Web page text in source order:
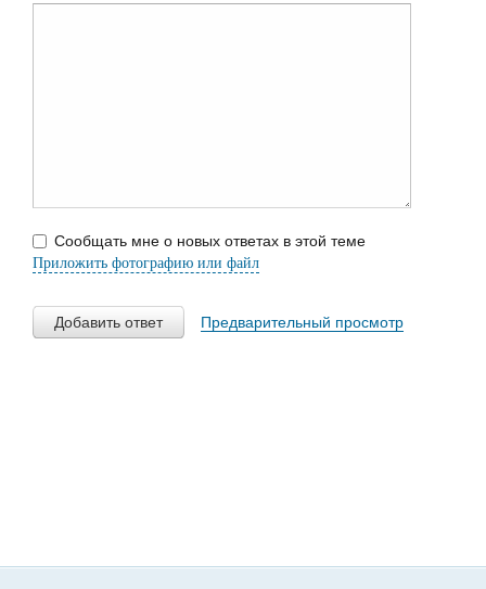
Сообщать мне о новых ответах в этой теме
Приложить фотографию или файл
Добавить ответ Предварительный просмотр